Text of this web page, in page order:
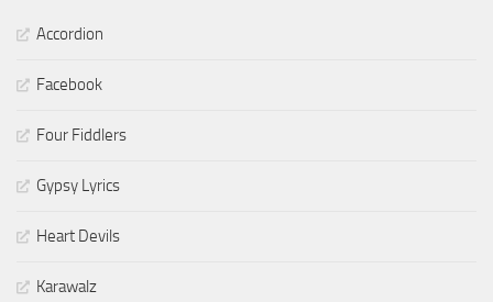
Accordion
Facebook
Four Fiddlers
Gypsy Lyrics
Heart Devils
Karawalz